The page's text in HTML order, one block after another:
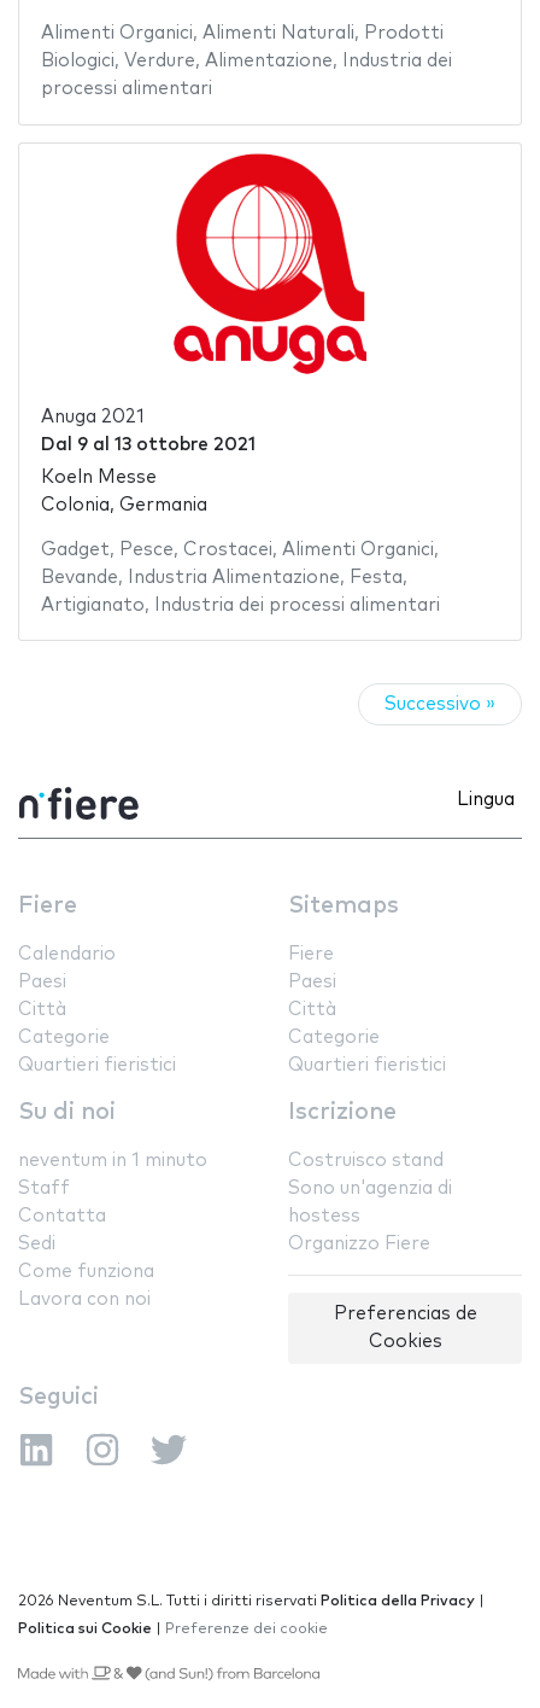
Alimenti Organici, Alimenti Naturali, Prodotti
Biologici, Verdure, Alimentazione,
Industria dei
processi alimentari
Anuga 2021
Dal 9al 13 ottobre 2021
Koeln Messe
Colonia, Germania
Gadget, Pesce, Crostacei, Alimenti Organici,
Bevande, Industria Alimentazione, Festa,
Artigianato, Industria dei processi alimentari
Successivo »
Lingua
Fiere
Calendario
Paesi
Città
Categorie
Quartieri fieristici
Sitemaps
Fiere
Paesi
Città
Categorie
Quartieri fieristici
Su di noi
neventum in 1 minuto
Staff
Contatta
Sedi
Come funziona
Lavora con noi
Iscrizione
Costruisco stand
Sono un'agenzia di
hostess
Organizzo Fiere
Preferencias de
Cookies
Seguici
2026 Neventum S.L. Tutti i diritti riservati Politica della Privacy
Politica sui Cookie
Preferenze dei cookie